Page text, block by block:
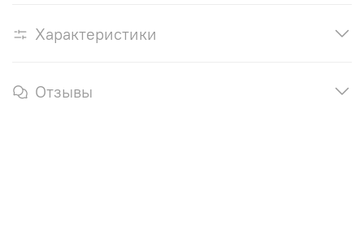
Характеристики
Отзывы